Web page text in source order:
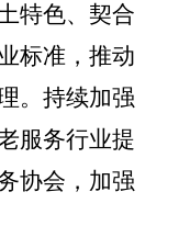
特色、契合
标准，推动
。持续加强
服务行业提
协会，加强